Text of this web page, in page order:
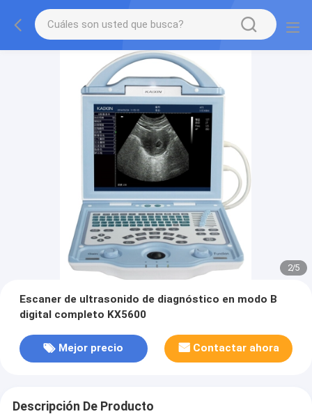
2/5
Escaner de ultrasonido de diagnóstico en modo B
digital completo KX5600
Mejor precio Contactar ahora
Descripción De Producto